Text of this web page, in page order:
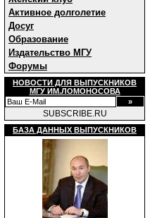
Активное долголетие
Досуг
Образование
Издательство МГУ
Форумы
НОВОСТИ ДЛЯ ВЫПУСКНИКОВ
МГУ ИМ.ЛОМОНОСОВА
SUBSCRIBE.RU
БАЗА ДАННЫХ ВЫПУСКНИКОВ